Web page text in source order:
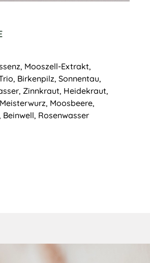
Mooszell-Extrakt,
Birkenpilz, Sonnentau,
Zinnkraut, Heidekraut,
Moosbeere,
Rosenwasser